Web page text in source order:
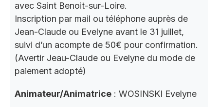
avec Saint Benoit-sur-Loire.
Inscription par mail ou téléphone auprès de
Jean-Claude ou Evelyne avant le 31 juillet,
suivi d’un acompte de 50€ pour confirmation.
(Avertir Jeau-Claude ou Evelyne du mode de
paiement adopté)
Animateur/Animatrice : WOSINSKI Evelyne